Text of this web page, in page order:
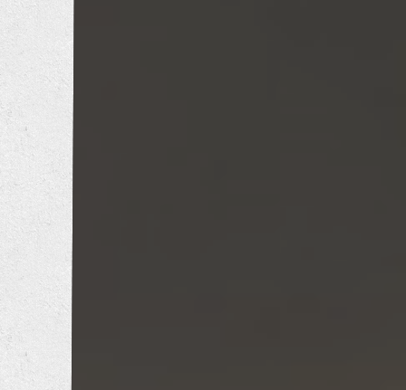
防音工事
外壁塗装工事
内装工事
エクステリア工事